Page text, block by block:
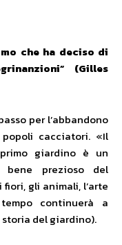
che ha deciso di
(Gilles
per l’abbandono
cacciatori. «Il
giardino è un
bene prezioso del
gli animali, l’arte
continuerà a
storia del giardino).